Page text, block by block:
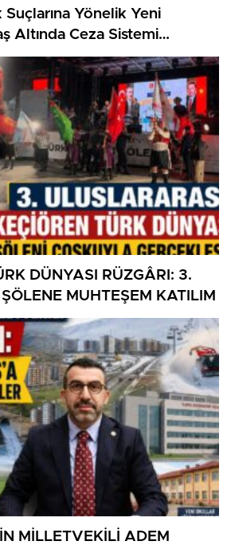
Suçlarına Yönelik Yeni
Altında Ceza Sistemi
DÜNYASI RÜZGÂRI: 3.
MUHTEŞEM KATILIM
MİLLETVEKİLİ ADEM